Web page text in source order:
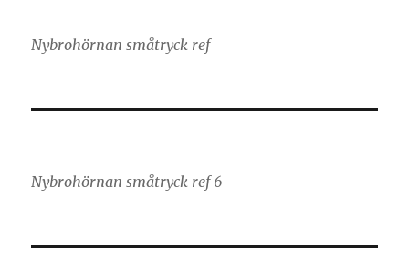
Nybrohörnan småtryck ref
Nybrohörnan småtryck ref 6